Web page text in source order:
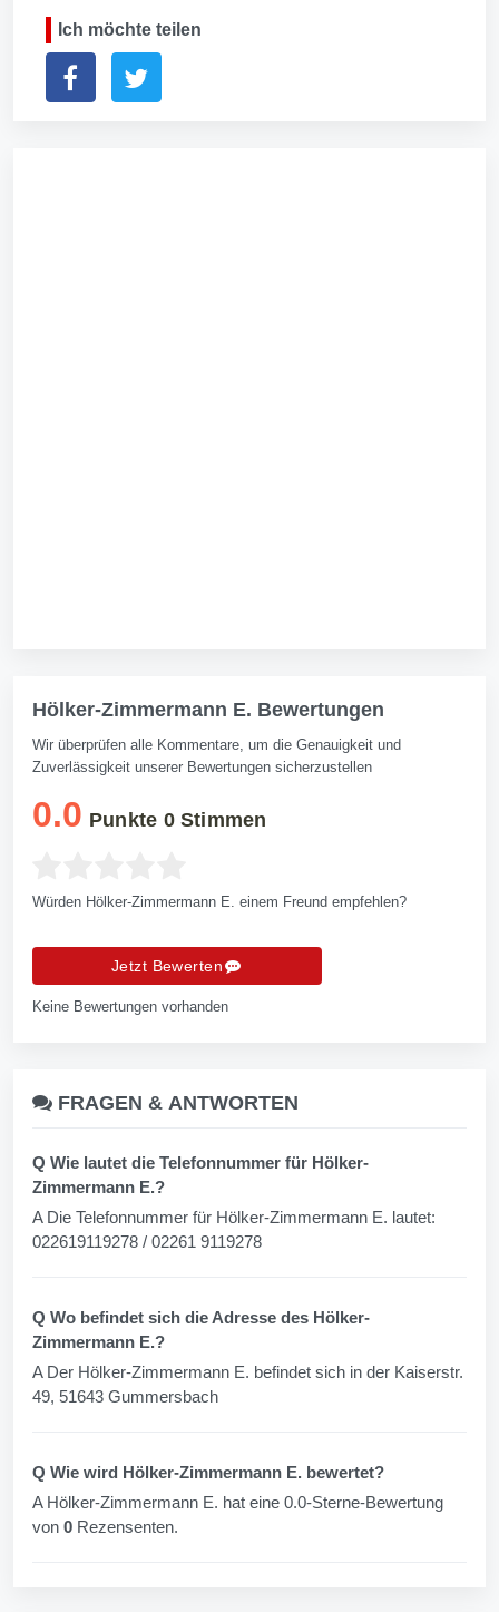
Ich möchte teilen
Hölker-Zimmermann E. Bewertungen
Wir überprüfen alle Kommentare, um die Genauigkeit und
Zuverlässigkeit unserer Bewertungen sicherzustellen
0.0 Punkte 0Stimmen
Würden Hölker-Zimmermann E. einem Freund empfehlen?
Jetzt Bewerten
Keine Bewertungen vorhanden
FRAGEN & ANTWORTEN
Q Wie lautet die Telefonnummer für Hölker-
Zimmermann E.?
A Die Telefonnummer für Hölker-Zimmermann E. lautet:
022619119278 / 02261 9119278
Q Wo befindet sich die Adresse des Hölker-
Zimmermann E.?
A Der Hölker-Zimmermann E. befindet sich in der Kaiserstr.
49, 51643 Gummersbach
Q Wie wird Hölker-Zimmermann E. bewertet?
A Hölker-Zimmermann E. hat eine 0.0-Sterne-Bewertung
von 0 Rezensenten.